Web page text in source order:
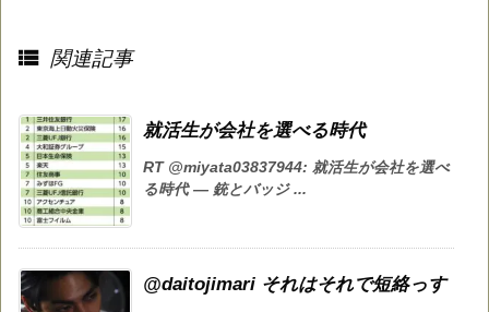
 関連記事
就活生が会社を選べる時代
RT @miyata03837944: 就活生が会社を選べ
る時代 — 銃とバッジ ...
@daitojimari それはそれで短絡っす